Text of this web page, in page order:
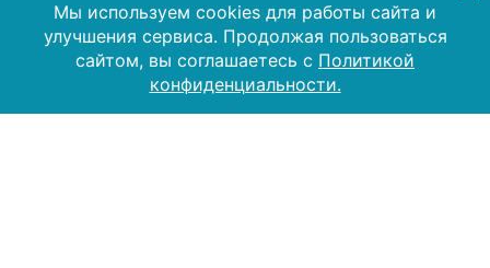
Мы используем cookies для работы сайта и
улучшения сервиса. Продолжая пользоваться
сайтом, вы соглашаетесь с Политикой
конфиденциальности.